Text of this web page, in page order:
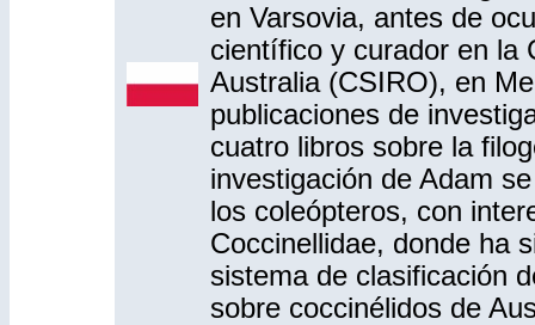
en Varsovia, antes de
científico y curador en la
Australia (CSIRO), en
publicaciones de
cuatro libros sobre la
investigación de Adam
los coleópteros, con
Coccinellidae, donde ha
sistema de clasificación
sobre coccinélidos de